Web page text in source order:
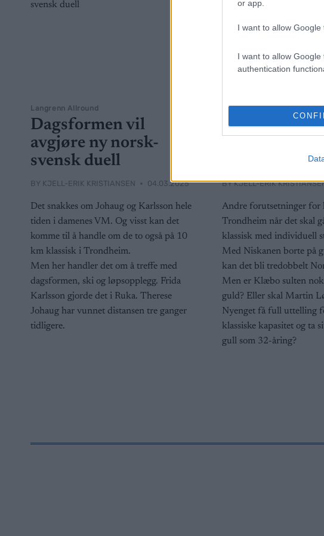
or app.
I want to allow
I want to allow
authentication
Langrenn Allround
Dagsformen vil
avgjøre ny norsk-
svensk duell
BY KJELL-ERIK KRISTIANSEN 04.03.2025
Det snakkes om Johaug og Karlsson hele
tiden i damenes VM. Og visst kan det
komme til å handle om de to også på 10
km klassisk i Trondheim.
Men her handler det om å treffe med
dagsformen, ski og løpsopplegg. Frida
Karlsson gjorde det i Ruka. Therese
Johaug har vunnet distansen tre ganger
tidligere.
Langrenn Allround
Kan han ta
BY KJELL-ERIK
Andre forutsetninger for
Trondheim når det skal
klassisk med individuell
Med Niskanen borte på
kan det bli tredobbelt
Men er Klæbo sulten
guld? Eller skal Martin
Nyenget få full uttelling
klassiske kapasitet og ta
gull som 32-åring?